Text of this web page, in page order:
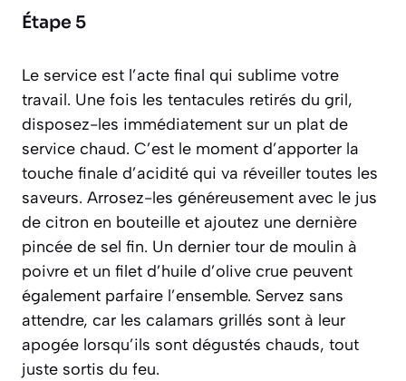
Étape 5
Le service est l’acte final qui sublime votre
travail. Une fois les tentacules retirés du gril,
disposez-les immédiatement sur un plat de
service chaud. C’est le moment d’apporter la
touche finale d’acidité qui va réveiller toutes les
saveurs. Arrosez-les généreusement avec le jus
de citron en bouteille et ajoutez une dernière
pincée de sel fin. Un dernier tour de moulin à
poivre et un filet d’huile d’olive crue peuvent
également parfaire l’ensemble. Servez sans
attendre, car les calamars grillés sont à leur
apogée lorsqu’ils sont dégustés chauds, tout
juste sortis du feu.